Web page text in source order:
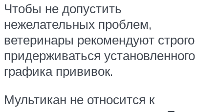
Чтобы не допустить
нежелательных проблем,
ветеринары рекомендуют строго
придерживаться установленного
графика прививок.
Мультикан не относится к